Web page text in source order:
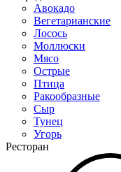
Авокадо
Вегетарианские
Лосось
Моллюски
Мясо
Острые
Птица
Ракообразные
Сыр
Тунец
Угорь
Ресторан